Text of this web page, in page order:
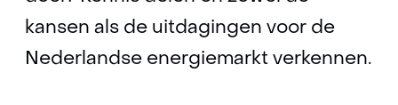
naar
een
kansen als de uitdagingen voor de
Nederlandse energiemarkt verkennen.